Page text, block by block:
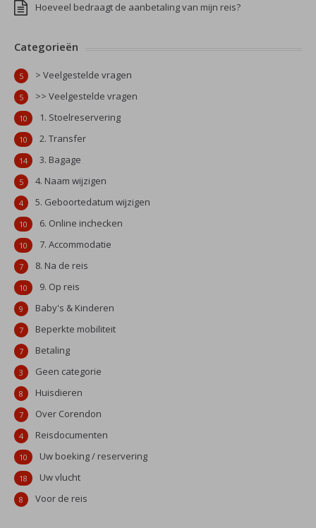
Hoeveel bedraagt de aanbetaling van mijn reis?
Categorieën
> Veelgestelde vragen
5
>> Veelgestelde vragen
5
1. Stoelreservering
10
2. Transfer
10
3. Bagage
14
4. Naam wijzigen
5
5. Geboortedatum wijzigen
4
6. Online inchecken
10
7. Accommodatie
10
8. Na de reis
7
9. Op reis
10
Baby's & Kinderen
9
Beperkte mobiliteit
7
Betaling
7
Geen categorie
3
Huisdieren
8
Over Corendon
7
Reisdocumenten
4
Uw boeking / reservering
10
Uw vlucht
18
Voor de reis
8